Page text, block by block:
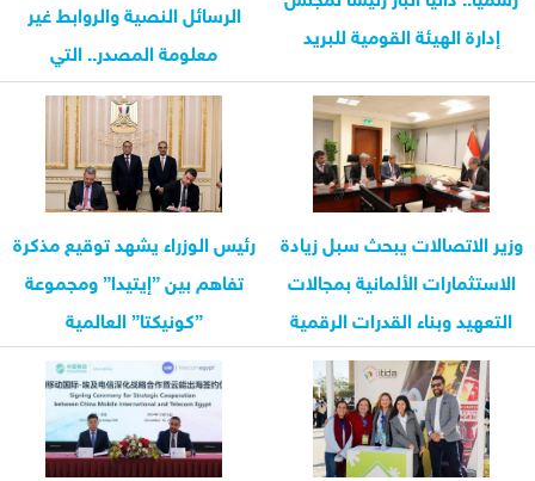
إدارة الهيئة القومية للبريد
الرسائل النصية والروابط غير
معلومة المصدر.. التي
تستهدف...
وزير الاتصالات يبحث سبل زيادة
الاستثمارات الألمانية بمجالات
التعهيد وبناء القدرات الرقمية
رئيس الوزراء يشهد توقيع مذكرة
تفاهم بين ”إيتيدا” ومجموعة
”كونيكتا” العالمية